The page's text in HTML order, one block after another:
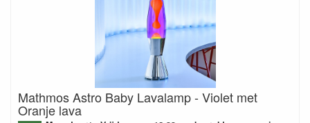
Mathmos Astro Baby Lavalamp - Violet met
Oranje lava